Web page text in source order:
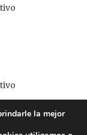
la mejor